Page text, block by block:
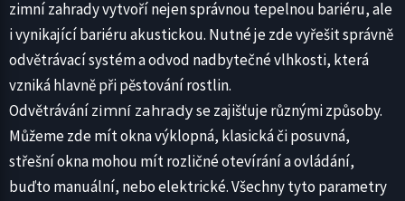
zimní zahrady vytvoří nejen správnou tepelnou bariéru, ale
i vynikající bariéru akustickou. Nutné je zde vyřešit správně
odvětrávací systém a odvod nadbytečné vlhkosti, která
vzniká hlavně při pěstování rostlin.
Odvětrávánízimní zahradyse zajišťuje různými způsoby.
Můžeme zde mít okna výklopná, klasická či posuvná,
střešní okna mohou mít rozličné otevírání a ovládání,
buďto manuální, nebo elektrické. Všechny tyto parametry